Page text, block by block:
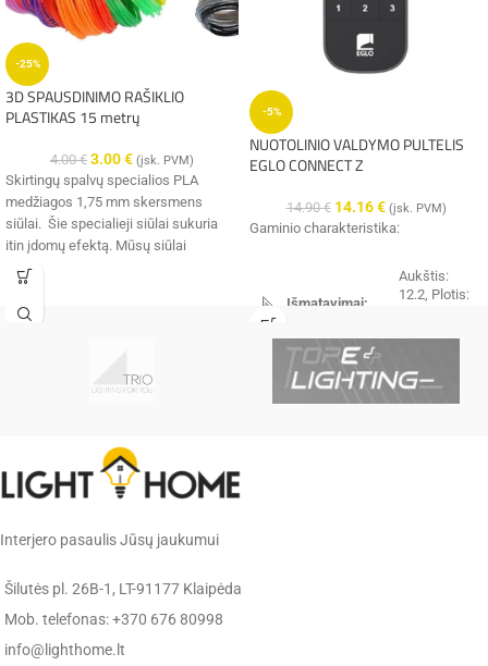
-25%
3D SPAUSDINIMO RAŠIKLIO
PLASTIKAS 15 metrų
4.00€ 3.00€ (įsk. PVM)
Skirtingų spalvų specialios PLA
medžiagos 1,75 mm skersmens
siūlai. Šie specialieji siūlai sukuria
itin įdomų efektą. Mūsų siūlai
pagaminti iš organinių siūlų, kuris
pasižymi dideliu patvarumu ir lengvu
apdirbimu. Naudodami mūsų "3D"
ekstravagantiškus meno kūrinius.
Komplekte: 3 spalvos x 5 m
-5%
NUOTOLINIO VALDYMO PULTELIS
EGLO CONNECT Z
14.90€ 14.16€ (įsk. PVM)
Gaminio charakteristika:
Išmatavimai:
Aukštis:
12.2, Plotis:
Garantija 2 metai
Interjero pasaulis Jūsų jaukumui
Šilutės pl. 26B-1, LT-91177 Klaipėda
Mob. telefonas: +370 676 80998
info@lighthome.lt